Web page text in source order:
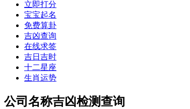
立即打分
宝宝起名
免费算卦
吉凶查询
在线求签
吉日吉时
十二星座
生肖运势
公司名称吉凶检测查询